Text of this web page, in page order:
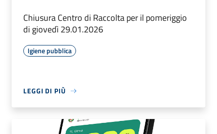
Chiusura Centro di Raccolta per il pomeriggio
di giovedì 29.01.2026
Igiene pubblica
LEGGI DI PIÙ